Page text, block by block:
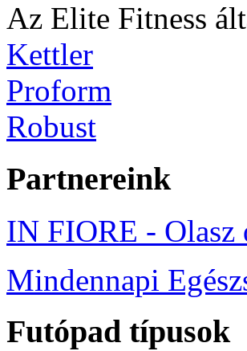
Az Elite Fitness
Kettler
Proform
Robust
Partnereink
IN FIORE - Olasz
Mindennapi
Futópad típusok